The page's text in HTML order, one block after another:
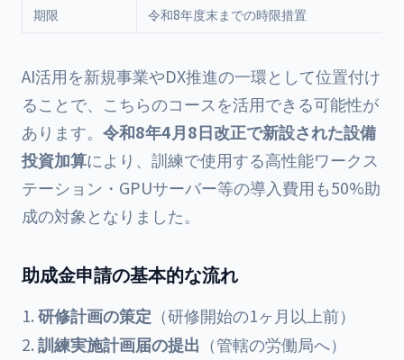
期限 令和8年度末までの時限措置
AI活用を新規事業やDX推進の一環として位置付け
ることで、こちらのコースを活用できる可能性が
あります。 令和8年4月8日改正で新設された設備
投資加算により、訓練で使用する高性能ワークス
テーション・GPUサーバー等の導入費用も50%助
成の対象となりました。
助成金申請の基本的な流れ
研修計画の策定 （研修開始の1ヶ月以上前）
訓練実施計画届の提出 （管轄の労働局へ）